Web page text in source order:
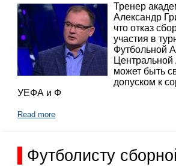
Тренер
Александр
что отказ
участия в
Футбольной
может быть
допуском к
УЕФА и Ф
Read more
Футболисту